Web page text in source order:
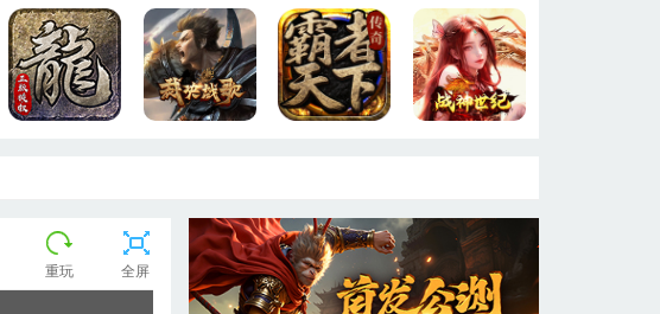
重玩 全屏